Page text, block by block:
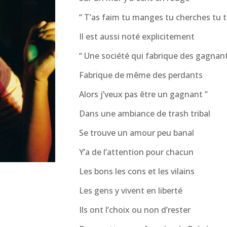
“ T’as faim tu manges tu cherches tu
Il est aussi noté explicitement
“ Une société qui fabrique des
Fabrique de même des perdants
Alors j’veux pas être un gagnant ”
Dans une ambiance de trash tribal
Se trouve un amour peu banal
Y’a de l’attention pour chacun
Les bons les cons et les vilains
Les gens y vivent en liberté
Ils ont l’choix ou non d’rester